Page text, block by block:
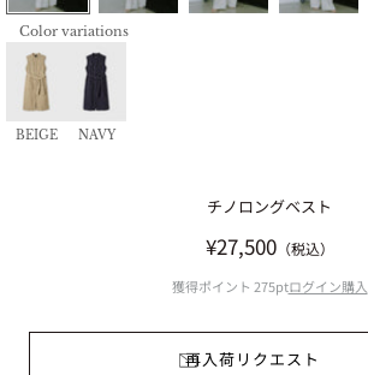
Color variations
BEIGE NAVY
チノロングベスト
セール価格
¥27,500（税込）
獲得ポイント 275ptログイン購入
再入荷リクエスト